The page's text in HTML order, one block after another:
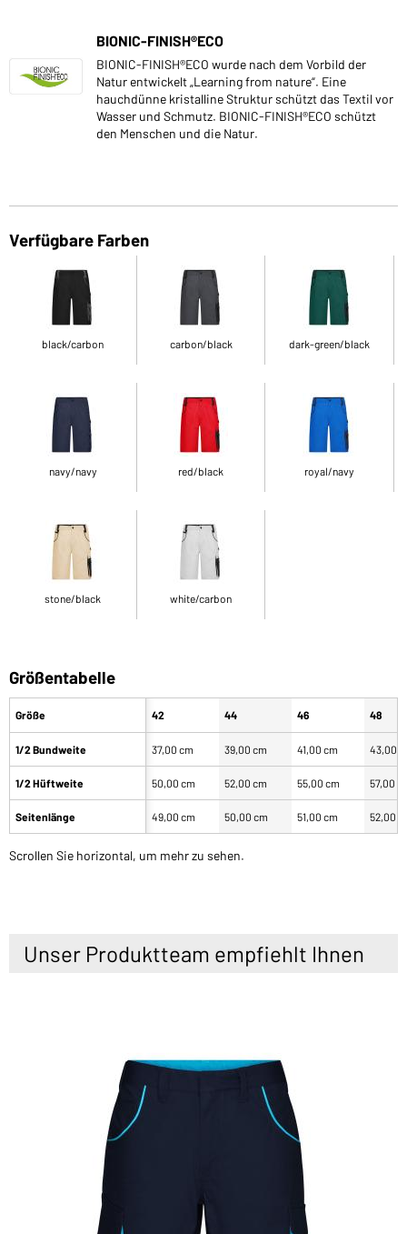
BIONIC-FINISH®ECO
BIONIC-FINISH®ECO wurde nach dem Vorbild der
Natur entwickelt „Learning from nature“. Eine
hauchdünne kristalline Struktur schützt das Textil vor
Wasser und Schmutz. BIONIC-FINISH®ECO schützt
den Menschen und die Natur.
Verfügbare Farben
black/carbon carbon/black dark-green/black
navy/navy red/black royal/navy
stone/black white/carbon
Größentabelle
Größe
1/2 Bundweite
1/2 Hüftweite
Seitenlänge
42 44 46 48
37,00 cm 39,00 cm 41,00 cm 43,00
50,00 cm 52,00 cm 55,00 cm 57,00
49,00 cm 50,00 cm 51,00 cm 52,00
Scrollen Sie horizontal, um mehr zu sehen.
Unser Produktteam empfiehlt Ihnen